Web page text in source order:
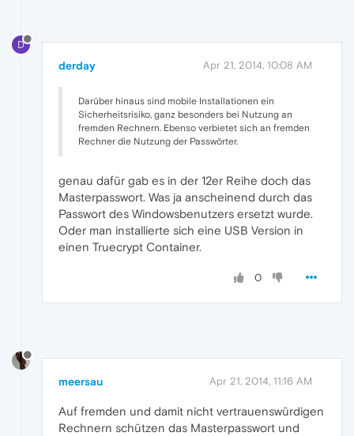
D
derday Apr 21, 2014, 10:08 AM
Darüber hinaus sind mobile Installationen ein
Sicherheitsrisiko, ganz besonders bei Nutzung an
fremden Rechnern. Ebenso verbietet sich an fremden
Rechner die Nutzung der Passwörter.
genau dafür gab es in der 12er Reihe doch das
Masterpasswort. Was ja anscheinend durch das
Passwort des Windowsbenutzers ersetzt wurde.
Oder man installierte sich eine USB Version in
einen Truecrypt Container.
0
meersau Apr 21, 2014, 11:16 AM
Auf fremden und damit nicht vertrauenswürdigen
Rechnern schützen das Masterpasswort und